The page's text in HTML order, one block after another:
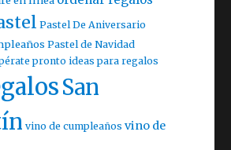
Pastel De Aniversario
Pastel de Navidad
pronto ideas para regalos
San
vino de cumpleaños vino de